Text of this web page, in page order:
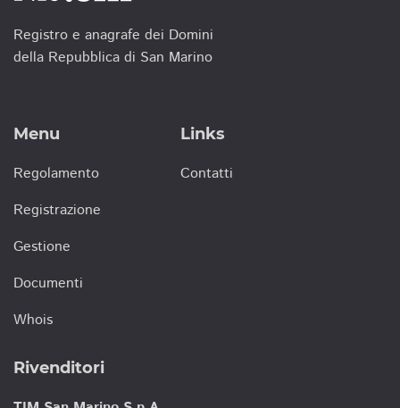
Registro e anagrafe dei Domini
della Repubblica di San Marino
Menu
Regolamento
Registrazione
Gestione
Documenti
Whois
Links
Contatti
Rivenditori